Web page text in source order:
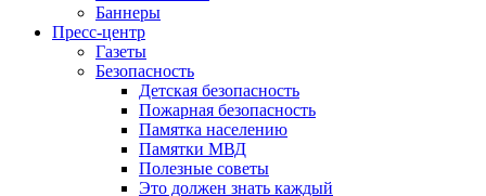
Баннеры
Пресс-центр
Газеты
Безопасность
Детская безопасность
Пожарная безопасность
Памятка населению
Памятки МВД
Полезные советы
Это должен знать каждый